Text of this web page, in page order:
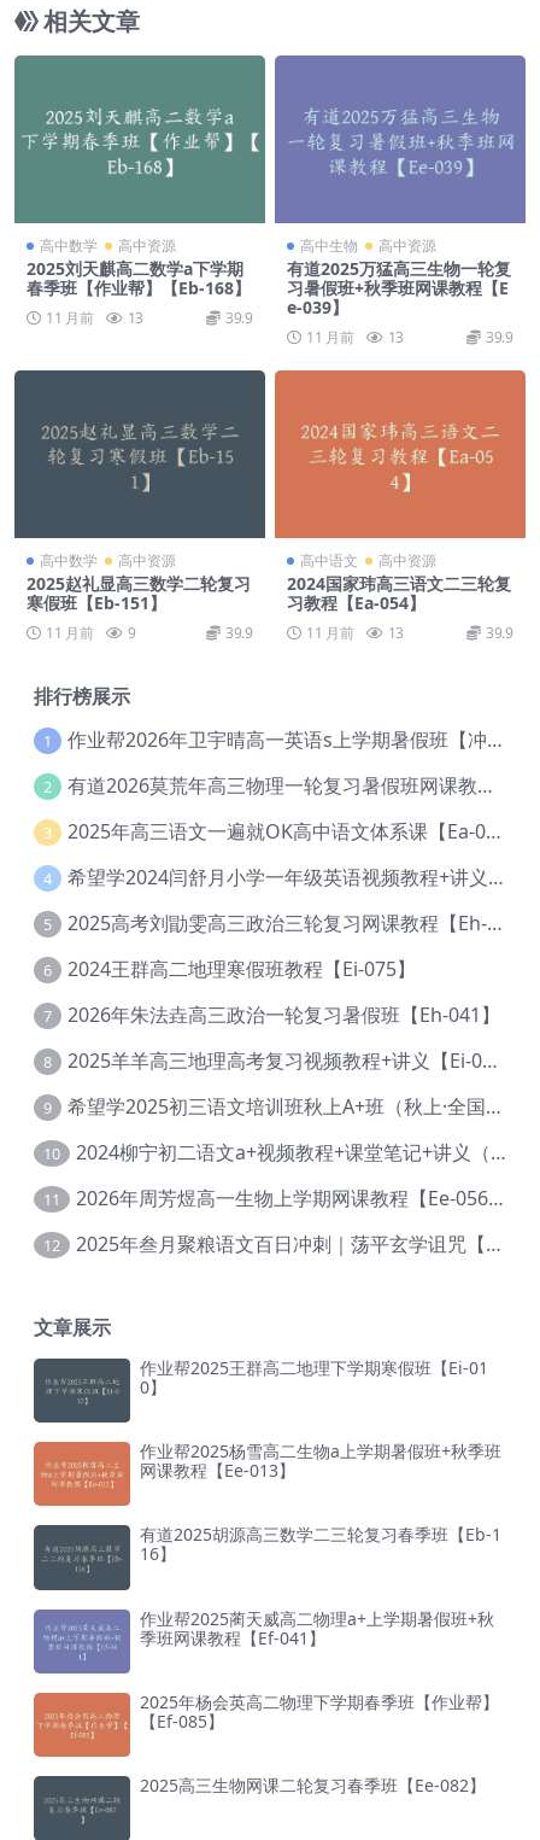
相关文章
高中数学 高中资源
2025刘天麒高二数学a下学期
春季班【作业帮】【Eb-168】
11 月前 13 39.9
高中生物 高中资源
有道2025万猛高三生物一轮复
习暑假班+秋季班网课教程【E
e-039】
11 月前 13 39.9
高中数学 高中资源
2025赵礼显高三数学二轮复习
寒假班【Eb-151】
11 月前 9 39.9
高中语文 高中资源
2024国家玮高三语文二三轮复
习教程【Ea-054】
11 月前 13 39.9
排行榜展示
1 作业帮2026年卫宇晴高一英语s上学期暑假班【冲顶班】【Ec-003】
2 有道2026莫荒年高三物理一轮复习暑假班网课教程【Ef-044】
3 2025年高三语文一遍就OK高中语文体系课【Ea-028】
4 希望学2024闫舒月小学一年级英语视频教程+讲义【Cc-004】
5 2025高考刘勖雯高三政治三轮复习网课教程【Eh-061】
6 2024王群高二地理寒假班教程【Ei-075】
7 2026年朱法垚高三政治一轮复习暑假班【Eh-041】
8 2025羊羊高三地理高考复习视频教程+讲义【Ei-051】
9 希望学2025初三语文培训班秋上A+班（秋上·全国版·A+）【Da-031】
10 2024柳宁初二语文a+视频教程+课堂笔记+讲义（暑假班+秋季班）【Da-003】
11 2026年周芳煜高一生物上学期网课教程【Ee-056】
12 2025年叁月聚粮语文百日冲刺｜荡平玄学诅咒【Ea-001】
文章展示
作业帮2025王群高二地理下学期寒假班【Ei-01
0】
作业帮2025杨雪高二生物a上学期暑假班+秋季班
网课教程【Ee-013】
有道2025胡源高三数学二三轮复习春季班【Eb-1
16】
作业帮2025蔺天威高二物理a+上学期暑假班+秋
季班网课教程【Ef-041】
2025年杨会英高二物理下学期春季班【作业帮】
【Ef-085】
2025高三生物网课二轮复习春季班【Ee-082】